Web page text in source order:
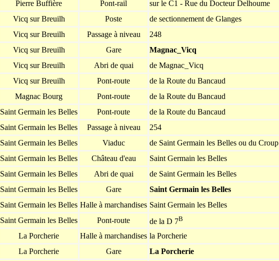
Pierre Buffière Pont-rail sur le C1 - Rue du Docteur Delhoume
Vicq sur Breuilh Poste de sectionnement de Glanges
Vicq sur Breuilh Passage à niveau 248
Vicq sur Breuilh Gare Magnac_Vicq
Vicq sur Breuilh Abri de quai de Magnac_Vicq
Vicq sur Breuilh Pont-route de la Route du Bancaud
Magnac Bourg Pont-route de la Route du Bancaud
Saint Germain les Belles Pont-route de la Route du Bancaud
Saint Germain les Belles Passage à niveau 254
Saint Germain les Belles Viaduc de Saint Germain les Belles ou du Croup
Saint Germain les Belles Château d'eau Saint Germain les Belles
Saint Germain les Belles Abri de quai de Saint Germain les Belles
Saint Germain les Belles Gare Saint Germain les Belles
Saint Germain les Belles Halle à marchandises Saint Germain les Belles
Saint Germain les Belles Pont-route de la D 7B
La Porcherie Halle à marchandises la Porcherie
La Porcherie Gare La Porcherie